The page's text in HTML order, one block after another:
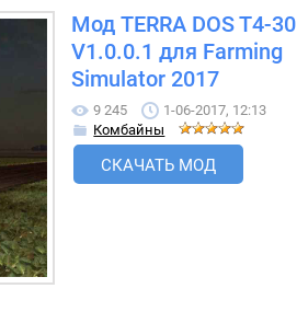
Мод TERRA DOS T4-30
V1.0.0.1 для Farming
Simulator 2017
9 245
1-06-2017, 12:13
Комбайны
СКАЧАТЬ МОД